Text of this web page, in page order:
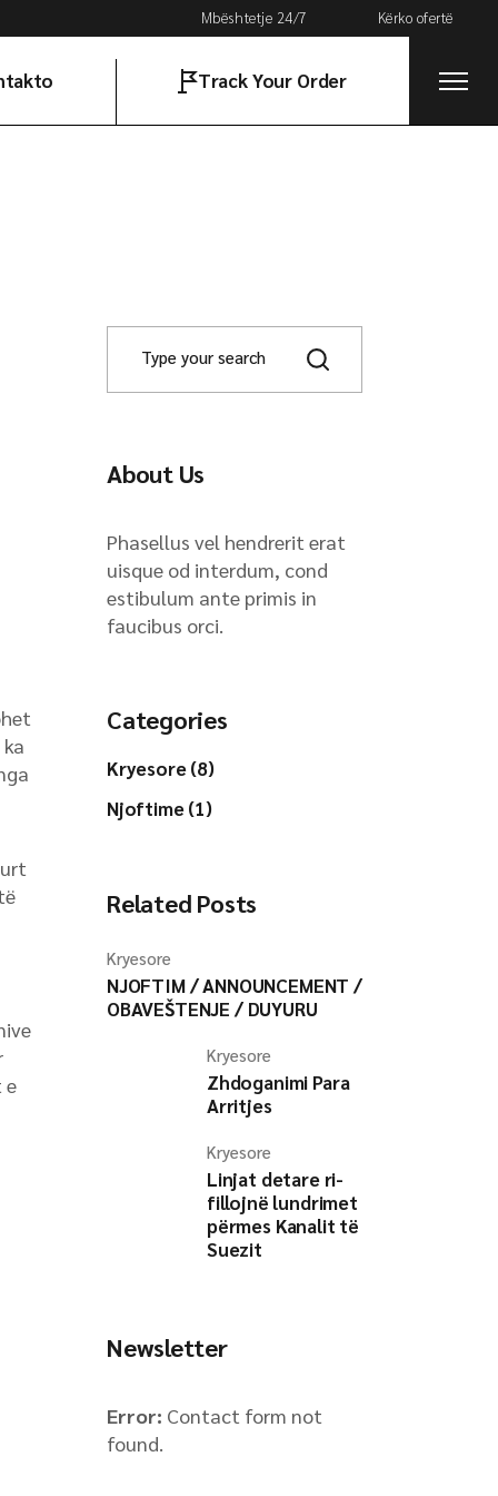
Mbështetje 24/7 Kërko ofertë
Track Your Order
e
About Us
Phasellus vel hendrerit erat
uisque od interdum, cond
estibulum ante primis in
faucibus orci.
Categories
Kryesore (8)
Njoftime (1)
Related Posts
Kryesore
NJOFTIM / ANNOUNCEMENT /
OBAVEŠTENJE / DUYURU
Kryesore
Zhdoganimi Para
Arritjes
Kryesore
Linjat detare ri-
fillojnë lundrimet
përmes Kanalit të
Suezit
Newsletter
Error: Contact form not
found.